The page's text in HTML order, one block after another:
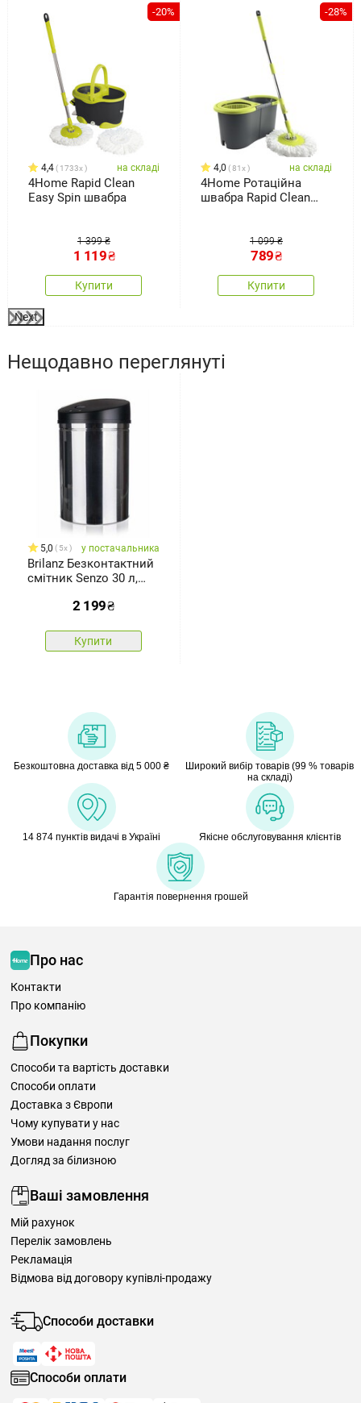
-20%
4,4 1733x на складі
4Home Rapid Clean
Easy Spin швабра
1 399 ₴
1 119₴
Купити
-28%
4,0 81x на складі
4Home Ротаційна
швабра Rapid Clean
1 099 ₴
789₴
Купити
Next
Нещодавно переглянуті
5,0 5x у постачальника
Brilanz Безконтактний
смітник Senzo 30 л,
2 199₴
Купити
Безкоштовна доставка від 5 000 ₴
Широкий вибір товарів (99 % товарів
на складі)
14 874 пунктів видачі в Україні Якісне обслуговування клієнтів
Гарантія повернення грошей
Про нас
Контакти
Про компанію
Покупки
Способи та вартість доставки
Способи оплати
Доставка з Європи
Чому купувати у нас
Умови надання послуг
Догляд за білизною
Ваші замовлення
Мій рахунок
Перелік замовлень
Рекламація
Відмова від договору купівлі-продажу
Способи доставки
Способи оплати